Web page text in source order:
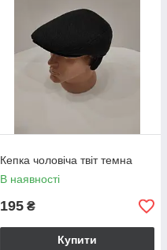
Кепка чоловіча твіт темна
В наявності
195 ₴
Купити